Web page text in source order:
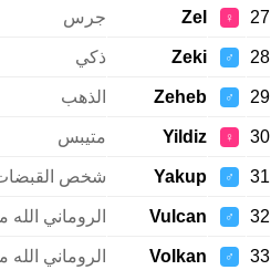
27
♀
Zel جرس
28
♂
Zeki ذكي
29
♂
Zeheb الذهب
30
♀
Yildiz متيبس
31
♂
Yakup شخص القبضات
32
♂
Vulcan الروماني الله
33
♂
Volkan الروماني الله